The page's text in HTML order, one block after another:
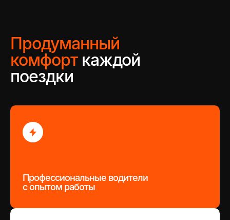
Продуманный
комфорт каждой
поездки
Профессиональные водители
с опытом работы